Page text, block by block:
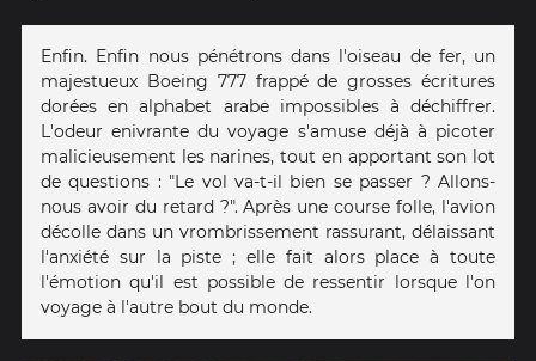
Enfin. Enfin nous pénétrons dans l'oiseau de fer, un
majestueux Boeing 777 frappé de grosses écritures
dorées en alphabet arabe impossibles à déchiffrer.
L'odeur enivrante du voyage s'amuse déjà à picoter
malicieusement les narines, tout en apportant son lot
de questions : "Le vol va-t-il bien se passer ? Allons-
nous avoir du retard ?". Après une course folle, l'avion
décolle dans un vrombrissement rassurant, délaissant
l'anxiété sur la piste ; elle fait alors place à toute
l'émotion qu'il est possible de ressentir lorsque l'on
voyage à l'autre bout du monde.